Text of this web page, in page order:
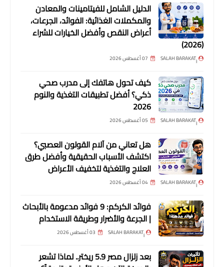
الدليل الشامل للفيتامينات والمعادن
والمكملات الغذائية: الفوائد، الجرعات،
أعراض النقص وأفضل الخيارات للشراء
(2026)
07 أغسطس 2026
كيف تحول هاتفك إلى مدرب صحي
ذكي؟ أفضل تطبيقات التغذية والنوم
2026
05 أغسطس 2026
هل تعاني من آلام القولون العصبي؟
اكتشف الأسباب الحقيقية وأفضل طرق
العلاج والتغذية لتخفيف الأعراض
04 أغسطس 2026
فوائد الكركم: 9 فوائد مدعومة بالأبحاث
| الجرعة والأضرار وطريقة الاستخدام
03 أغسطس 2026
بعد زلزال مصر 5.9 ريختر.. لماذا تشعر